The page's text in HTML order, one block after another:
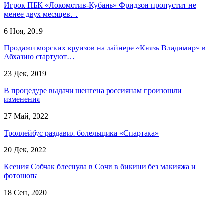
Игрок ПБК «Локомотив-Кубань» Фридзон пропустит не
менее двух месяцев…
6 Ноя, 2019
Продажи морских круизов на лайнере «Князь Владимир» в
Абхазию стартуют…
23 Дек, 2019
В процедуре выдачи шенгена россиянам произошли
изменения
27 Май, 2022
Троллейбус раздавил болельщика «Спартака»
20 Дек, 2022
Ксения Собчак блеснула в Сочи в бикини без макияжа и
фотошопа
18 Сен, 2020